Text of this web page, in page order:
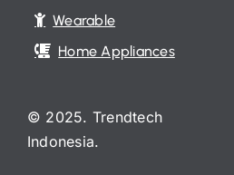
Wearable
Home Appliances
© 2025. Trendtech
Indonesia.